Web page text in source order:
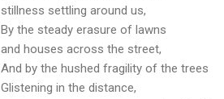
stillness settling around us,
By the steady erasure of lawns
and houses across the street,
And by the hushed fragility of the trees
Glistening in the distance,